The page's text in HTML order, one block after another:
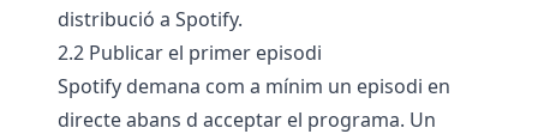
distribució a Spotify.
2.2 Publicar el primer episodi
Spotify demana com a mínim un episodi en
directe abans d acceptar el programa. Un